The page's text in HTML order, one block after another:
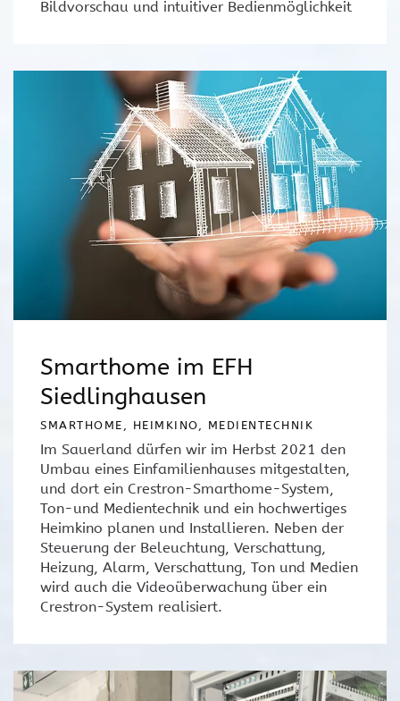
Bildvorschau und intuitiver Bedienmöglichkeit
Smarthome im EFH
Siedlinghausen
SMARTHOME, HEIMKINO, MEDIENTECHNIK
Im Sauerland dürfen wir im Herbst 2021 den
Umbau eines Einfamilienhauses mitgestalten,
und dort ein Crestron-Smarthome-System,
Ton-und Medientechnik und ein hochwertiges
Heimkino planen und Installieren. Neben der
Steuerung der Beleuchtung, Verschattung,
Heizung, Alarm, Verschattung, Ton und Medien
wird auch die Videoüberwachung über ein
Crestron-System realisiert.